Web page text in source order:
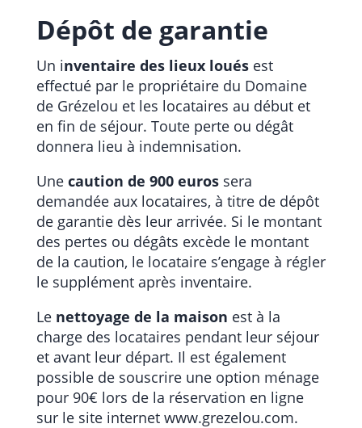
Dépôt de garantie
Un inventaire des lieux louésest
effectué par le propriétaire du Domaine
de Grézelou et les locataires au début et
en fin de séjour. Toute perte ou dégât
donnera lieu à indemnisation.
Une caution de 900 eurossera
demandée aux locataires, à titre de dépôt
de garantie dès leur arrivée. Si le montant
des pertes ou dégâts excède le montant
de la caution, le locataire s’engage à régler
le supplément après inventaire.
Le nettoyage de la maison est à la
charge des locataires pendant leur séjour
et avant leur départ. Il est également
possible de souscrire une option ménage
pour 90€ lors de la réservation en ligne
sur le site internet www.grezelou.com.